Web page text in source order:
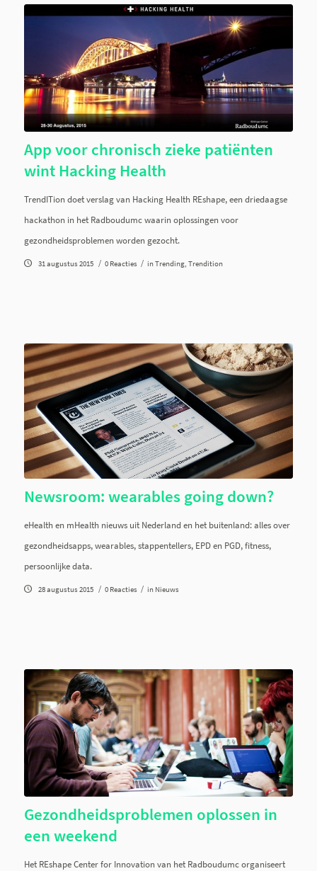
App voor chronisch zieke patiënten
wint Hacking Health
TrendITion doet verslag van Hacking Health REshape, een driedaagse
hackathon in het Radboudumc waarin oplossingen voor
gezondheidsproblemen worden gezocht.
31 augustus 2015 / 0 Reacties / inTrending, Trendition
Newsroom: wearables going down?
eHealth en mHealth nieuws uit Nederland en het buitenland: alles over
gezondheidsapps, wearables, stappentellers, EPD en PGD, fitness,
persoonlijke data.
28 augustus 2015 / 0 Reacties / in Nieuws
Gezondheidsproblemen oplossen in
een weekend
Het REshape Center for Innovation van het Radboudumc organiseert